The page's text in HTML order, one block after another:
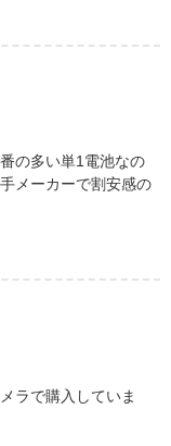
の多い単1電池なの
メーカーで割安感の
ラで購入していま